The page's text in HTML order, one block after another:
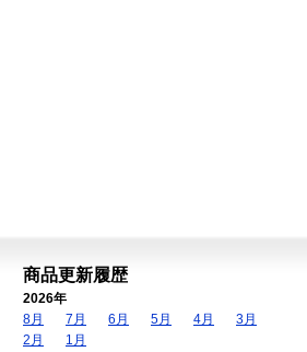
商品更新履歴
2026年
8月
7月 6月 5月 4月
3月
2月
1月